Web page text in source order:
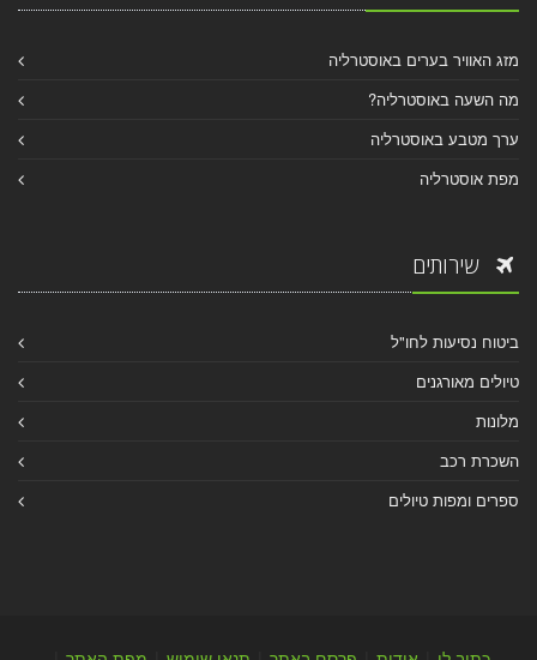
מזג האוויר בערים באוסטרליה
מה השעה באוסטרליה?
ערך מטבע באוסטרליה
מפת אוסטרליה
שירותים
ביטוח נסיעות לחו"ל
טיולים מאורגנים
מלונות
השכרת רכב
ספרים ומפות טיולים